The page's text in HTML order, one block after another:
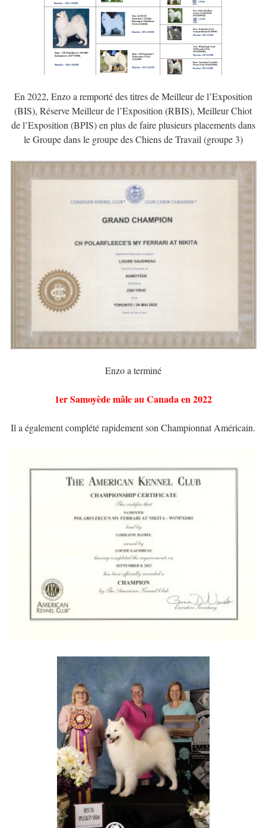
En 2022, Enzo a remporté des titres de Meilleur de l’Exposition
(BIS), Réserve Meilleur de l’Exposition (RBIS), Meilleur Chiot
de l’Exposition (BPIS) en plus de faire plusieurs placements dans
le Groupe dans le groupe des Chiens de Travail (groupe 3)
Enzo a terminé
1er Samoyède mâle au Canada en 2022
Il a également complété rapidement son Championnat Américain.